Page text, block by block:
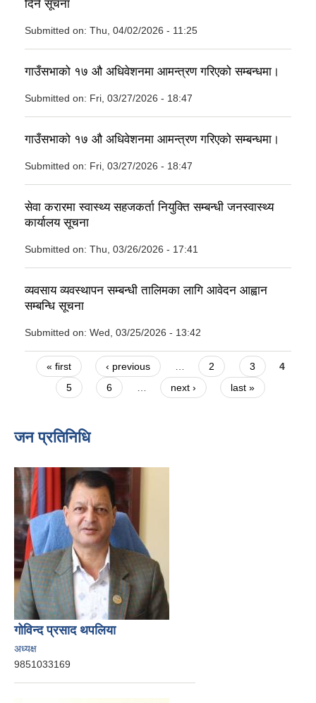
दिने सूचना
Submitted on: Thu, 04/02/2026 - 11:25
गाउँसभाको १७ औ अधिवेशनमा आमन्त्रण गरिएको सम्बन्धमा।
Submitted on: Fri, 03/27/2026 - 18:47
गाउँसभाको १७ औ अधिवेशनमा आमन्त्रण गरिएको सम्बन्धमा।
Submitted on: Fri, 03/27/2026 - 18:47
सेवा करारमा स्वास्थ्य सहजकर्ता नियुक्ति सम्बन्धी जनस्वास्थ्य
कार्यालय सूचना
Submitted on: Thu, 03/26/2026 - 17:41
व्यवसाय व्यवस्थापन सम्बन्धी तालिमका लागि आवेदन आह्वान
सम्बन्धि सूचना
Submitted on: Wed, 03/25/2026 - 13:42
Pages
« first ‹ previous 2 3
4
5
6 next › last »
जन प्रतिनिधि
गोविन्द प्रसाद थपलिया
अध्यक्ष
9851033169